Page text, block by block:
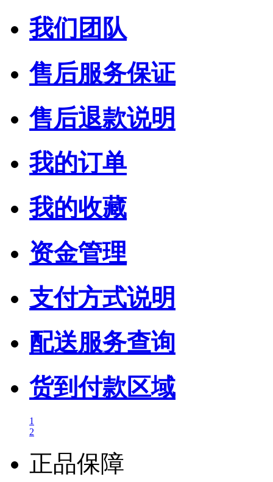
我们团队
售后服务保证
售后退款说明
我的订单
我的收藏
资金管理
支付方式说明
配送服务查询
货到付款区域
1
2
正品保障